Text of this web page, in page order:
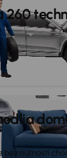
260
nutnosti